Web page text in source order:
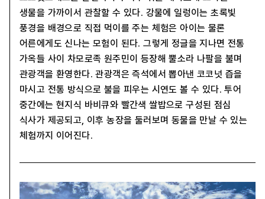
생물을 가까이서 관찰할 수 있다. 강물에 일렁이는 초록빛
풍경을 배경으로 직접 먹이를 주는 체험은 아이는 물론
어른에게도 신나는 모험이 된다. 그렇게 정글을 지나면 전통
가옥들 사이 차모로족 원주민이 등장해 뿔소라 나팔을 불며
관광객을 환영한다. 관광객은 즉석에서 뽑아낸 코코넛 즙을
마시고 전통 방식으로 불을 피우는 시연도 볼 수 있다. 투어
중간에는 현지식 바비큐와 빨간색 쌀밥으로 구성된 점심
식사가 제공되고, 이후 농장을 둘러보며 동물을 만날 수 있는
체험까지 이어진다.